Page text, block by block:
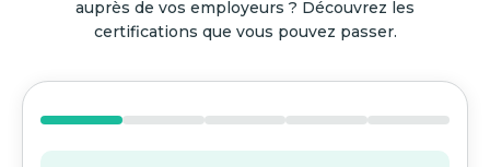
auprès de vos employeurs ? Découvrez les
certifications que vous pouvez passer.